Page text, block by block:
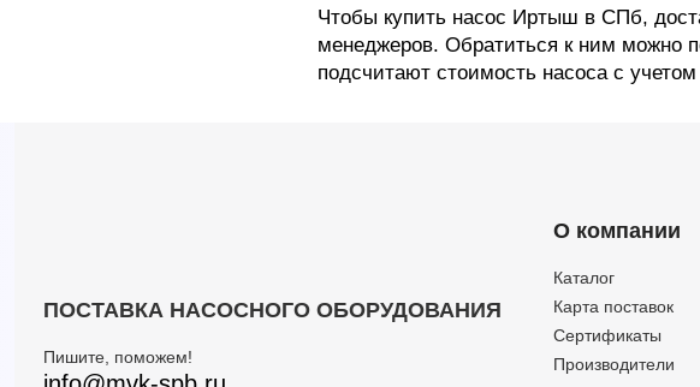
Чтобы купить насос Иртыш в СПб,
менеджеров. Обратиться к ним можно
подсчитают стоимость насоса с
ПОСТАВКА НАСОСНОГО ОБОРУДОВАНИЯ
Пишите, поможем!
О компании
Каталог
Карта поставок
Сертификаты
Производители